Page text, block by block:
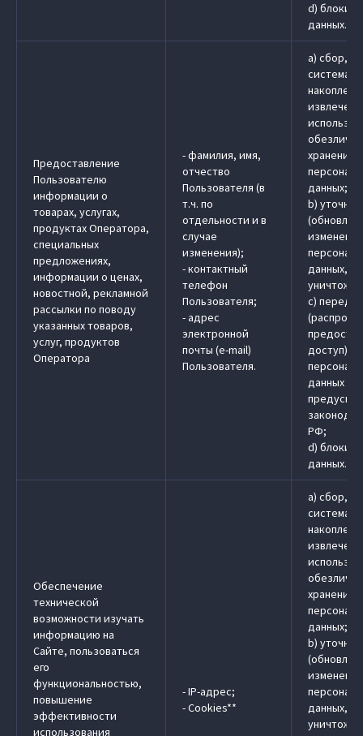
d)
данных.
Предоставление
Пользователю
информации о
товарах, услугах,
продуктах Оператора,
специальных
предложениях,
информации о ценах,
новостной, рекламной
рассылки по поводу
указанных товаров,
услуг, продуктов
Оператора
- фамилия, имя,
отчество
Пользователя (в
т.ч. по
отдельности и в
случае
изменения);
- контактный
телефон
Пользователя;
- адрес
электронной
почты (e-mail)
Пользователя.
a) сбор,
хранение
данных;
b)
данных,
c)
доступ)
данных в
РФ;
d)
данных.
Обеспечение
технической
возможности изучать
информацию на
Сайте, пользоваться
его
функциональностью,
повышение
эффективности
использования
- IP-адрес;
- Cookies**
a) сбор,
хранение
данных;
b)
данных,